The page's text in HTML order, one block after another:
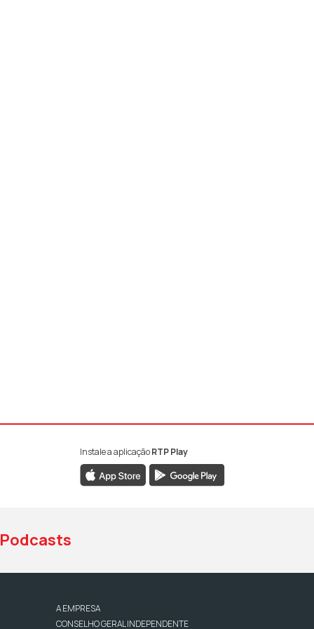
da RTP Antena 1
da RTP Antena 1
YouTube da RTP Antena 1
Instale a aplicaçãoRTP Play
Podcasts
A EMPRESA
CONSELHO GERAL INDEPENDENTE